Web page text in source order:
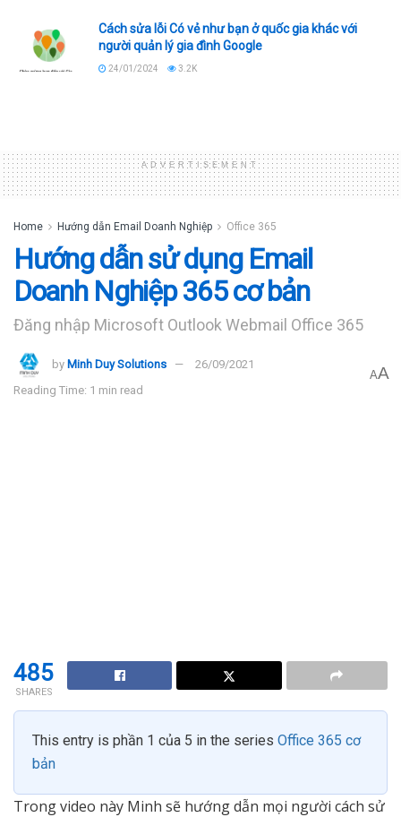
Cách sửa lỗi Có vẻ như bạn ở quốc gia khác với
người quản lý gia đình Google
24/01/2024 3.2K
ADVERTISEMENT
Home Hướng dẫn Email Doanh Nghiệp Office 365
Hướng dẫn sử dụng Email
Doanh Nghiệp 365 cơ bản
Đăng nhập Microsoft Outlook Webmail Office 365
by Minh Duy Solutions
26/09/2021
Reading Time: 1 min read
AA
485
SHARES
This entry is phần 1 của 5 in the series Office 365 cơ
bản
Trong video này Minh sẽ hướng dẫn mọi người cách sử